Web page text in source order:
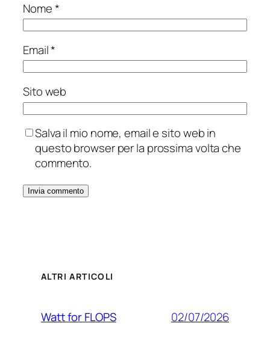
Nome*
Email*
Sito web
Salva il mio nome, email e sito web in
questo browser per la prossima volta che
commento.
ALTRI ARTICOLI
Watt for FLOPS 02/07/2026